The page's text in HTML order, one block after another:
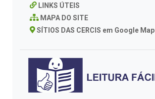
LINKS ÚTEIS
MAPA DO SITE
SÍTIOS DAS CERCIS em Google Map